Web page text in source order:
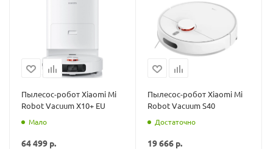
Пылесос-робот Xiaomi Mi
Robot Vacuum X10+ EU
Мало
64 499 р.
Пылесос-робот Xiaomi Mi
Robot Vacuum S40
Достаточно
19 666 р.